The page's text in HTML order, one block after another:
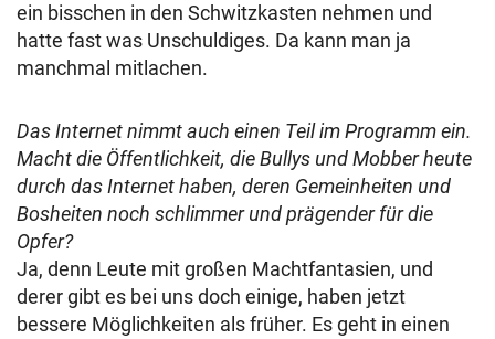
ein bisschen in den Schwitzkasten nehmen und
hatte fast was Unschuldiges. Da kann man ja
manchmal mitlachen.
Das Internet nimmt auch einen Teil im Programm ein.
Macht die Öffentlichkeit, die Bullys und Mobber heute
durch das Internet haben, deren Gemeinheiten und
Bosheiten noch schlimmer und prägender für die
Opfer?
Ja, denn Leute mit großen Machtfantasien, und
derer gibt es bei uns doch einige, haben jetzt
bessere Möglichkeiten als früher. Es geht in einen